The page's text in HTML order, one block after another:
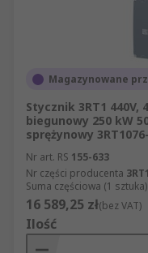
Magazynowane
Stycznik 3RT1 440V,
biegunowy 250 kW
sprężynowy
Nr art. RS 155-633
Nr części producenta
Suma częściowa (1 sztuka)
16 589,25 zł(bez VAT)
Ilość